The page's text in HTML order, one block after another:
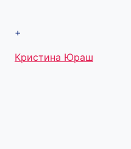
+
Метки
Кристина Юраш